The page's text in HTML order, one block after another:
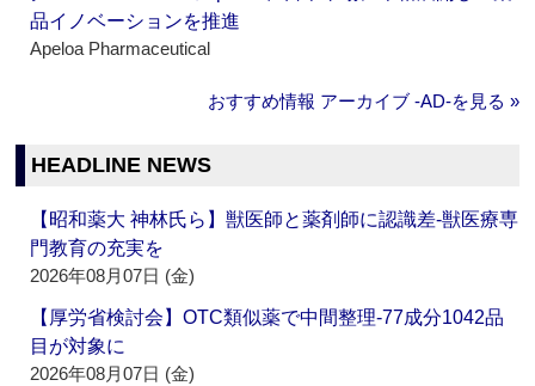
品イノベーションを推進
Apeloa Pharmaceutical
おすすめ情報 アーカイブ ‐AD‐を見る »
HEADLINE NEWS
【昭和薬大 神林氏ら】獣医師と薬剤師に認識差‐獣医療専
門教育の充実を
2026年08月07日 (金)
【厚労省検討会】OTC類似薬で中間整理‐77成分1042品
目が対象に
2026年08月07日 (金)